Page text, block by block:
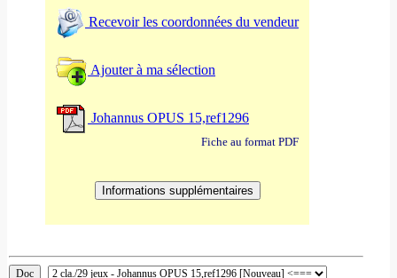
Recevoir les coordonnées du vendeur
Ajouter à ma sélection
Johannus OPUS 15,ref1296
Fiche au format PDF